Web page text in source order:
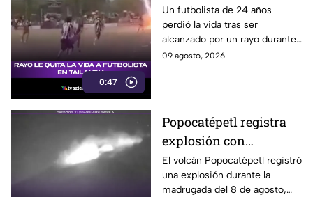
0:47
Tailandia
Un futbolista de 24 años
perdió la vida tras ser
alcanzado por un rayo durante
una tormenta en partido en
09 agosto, 2026
Popocatépetl registra
explosión con
fragmentos
incandescentes
El volcán Popocatépetl registró
una explosión durante la
madrugada del 8 de agosto,